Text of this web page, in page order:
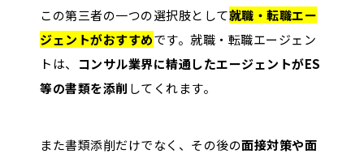
この第三者の一つの選択肢として就職・転職エー
ジェントがおすすめです。就職・転職エージェン
トは、
コンサル業界に精通したエージェントがES
等の書類を添削 してくれます。
また書類添削だけでなく、その後の面接対策や面